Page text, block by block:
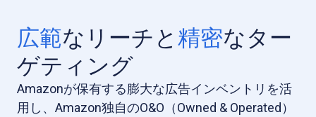
広範なリーチと 精密なター
ゲティング
Amazonが保有する膨大な広告インベントリを活
用し、Amazon独自のO&O（Owned & Operated）